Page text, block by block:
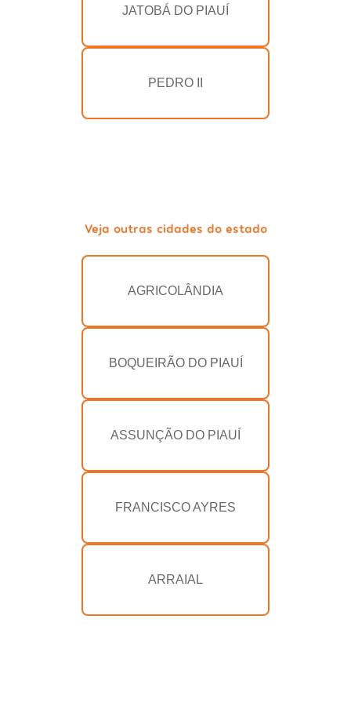
JATOBÁ DO PIAUÍ
PEDRO II
Veja outras cidades do estado
AGRICOLÂNDIA
BOQUEIRÃO DO PIAUÍ
ASSUNÇÃO DO PIAUÍ
FRANCISCO AYRES
ARRAIAL